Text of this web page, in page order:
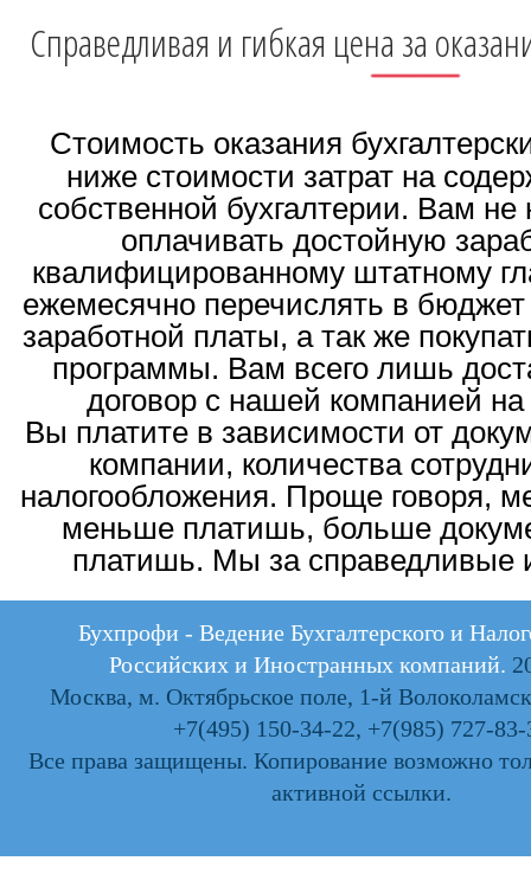
Справедливая и гибкая цена за
Стоимость оказания
ниже стоимости затрат на
собственной бухгалтерии. Вам
оплачивать достойную
квалифицированному штатному
ежемесячно перечислять в бюджет
заработной платы, а так же
программы. Вам всего лишь
договор с нашей компанией на
Вы платите в зависимости от
компании, количества
налогообложения. Проще говоря,
меньше платишь, больше
платишь. Мы за справедливые
Бухпрофи - Ведение Бухгалтерского и
Российских и Иностранных компаний.
Москва, м. Октябрьское поле, 1-й
+7(495) 150-34-22, +7(985) 727-83-
Все права защищены. Копирование возможно
активной ссылки.